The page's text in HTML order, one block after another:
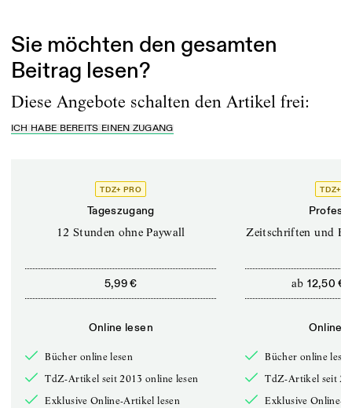
Sie möchten den gesamten
Beitrag lesen?
Diese Angebote schalten den Artikel frei:
ICH HABE BEREITS EINEN ZUGANG
TDZ+ PRO
Tageszugang
12 Stunden ohne Paywall
5,99 €
Online lesen
Bücher online lesen
TdZ-Artikel seit 2013 online lesen
Exklusive Online-Artikel lesen
TDZ+
Zeitschriften und
ab 12,50 €
Online
Bücher online
TdZ-Artikel seit
Exklusive Online-